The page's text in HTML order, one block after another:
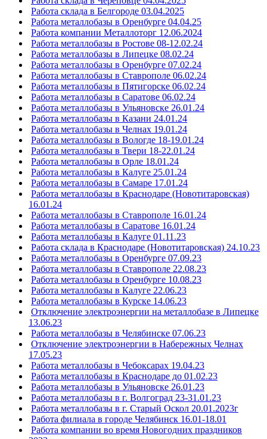
Работа склада в Белгороде 03.04.2025
Работа металлобазы в Оренбурге 04.04.25
Работа компании Металлоторг 12.06.2024
Работа металлобазы в Ростове 08-12.02.24
Работа металлобазы в Липецке 08.02.24
Работа металлобазы в Оренбурге 07.02.24
Работа металлобазы в Ставрополе 06.02.24
Работа металлобазы в Пятигорске 06.02.24
Работа металлобазы в Саратове 06.02.24
Работа металлобазы в Ульяновске 26.01.24
Работа металлобазы в Казани 24.01.24
Работа металлобазы в Челнах 19.01.24
Работа металлобазы в Вологде 18-19.01.24
Работа металлобазы в Твери 18-22.01.24
Работа металлобазы в Орле 18.01.24
Работа металлобазы в Калуге 25.01.24
Работа металлобазы в Самаре 17.01.24
Работа металлобазы в Краснодаре (Новотитаровская)
16.01.24
Работа металлобазы в Ставрополе 16.01.24
Работа металлобазы в Саратове 16.01.24
Работа металлобазы в Калуге 01.11.23
Работа склада в Краснодаре (Новотитаровская) 24.10.23
Работа металлобазы в Оренбурге 07.09.23
Работа металлобазы в Ставрополе 22.08.23
Работа металлобазы в Оренбурге 10.08.23
Работа металлобазы в Калуге 22.06.23
Работа металлобазы в Курске 14.06.23
Отключение электроэнергии на металлобазе в Липецке
13.06.23
Работа металлобазы в Челябинске 07.06.23
Отключение электроэнергии в Набережных Челнах
17.05.23
Работа металлобазы в Чебоксарах 19.04.23
Работа металлобазы в Краснодаре до 01.02.23
Работа металлобазы в Ульяновске 26.01.23
Работа металлобазы в г. Волгоград 23-31.01.23
Работа металлобазы в г. Старый Оскол 20.01.2023г
Работа филиала в городе Челябинск 16.01-18.01
Работа компании во время Новогодних праздников